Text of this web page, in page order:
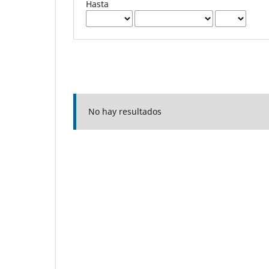
Hasta
No hay resultados